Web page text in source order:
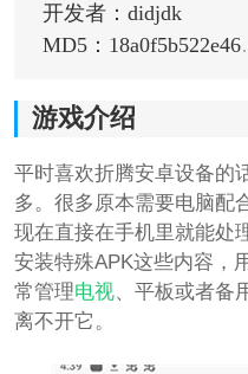
开发者：didjdk
MD5：
游戏介绍
平时喜欢折腾安卓设备的
多。很多原本需要电脑配
现在直接在手机里就能处
安装特殊APK这些内容，
常管理电视、平板或者备
离不开它。